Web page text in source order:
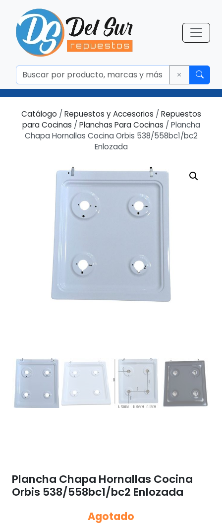
Catálogo / Repuestos y Accesorios / Repuestos
para Cocinas / Planchas Para Cocinas / Plancha
Chapa Hornallas Cocina Orbis 538/558bc1/bc2
Enlozada
Plancha Chapa Hornallas Cocina
Orbis 538/558bc1/bc2 Enlozada
Agotado